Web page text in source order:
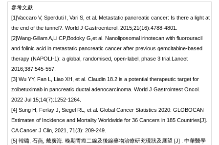
參考文獻
[1]Vaccaro V, Sperduti I, Vari S, et al. Metastatic pancreatic cancer: Is there a light at
the end of the tunnel?. World J Gastroenterol. 2015;21(16):4788-4801.
[2]Wang-Gillam A,Li CP,Bodoky G,et al. Nanoliposomal irinotecan with fluorouracil
and folinic acid in metastatic pancreatic cancer after previous gemcitabine-based
therapy (NAPOLI-1): a global, randomised, open-label, phase 3 trial.Lancet
2016;387:545-557.
[3] Wu YY, Fan L, Liao XH, et al. Claudin 18.2 is a potential therapeutic target for
zolbetuximab in pancreatic ductal adenocarcinoma. World J Gastrointest Oncol.
2022 Jul 15;14(7):1252-1264.
[4] Sung H, Ferlay J, Siegel RL, et al. Global Cancer Statistics 2020: GLOBOCAN
Estimates of Incidence and Mortality Worldwide for 36 Cancers in 185 Countries[J].
CA Cancer J Clin, 2021, 71(3): 209-249.
[5] 韓璐, 石燕, 戴廣海. 晚期胃癌二線及後線藥物治療研究現狀及展望 [J] . 中華醫學